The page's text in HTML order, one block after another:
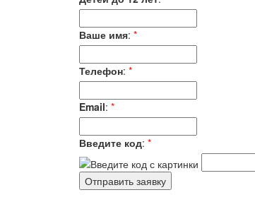
Ваше имя: *
Телефон: *
Email: *
Введите код: *